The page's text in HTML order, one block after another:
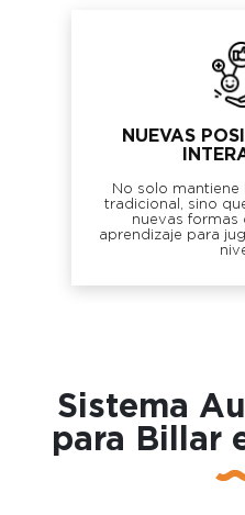
NUEVAS
No solo mantiene
tradicional, sino
nuevas formas
aprendizaje para
Sistema
para Billar